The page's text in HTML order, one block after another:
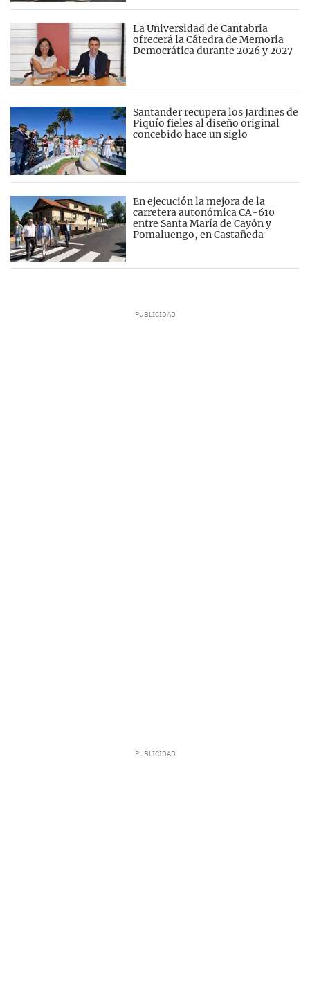
La Universidad de Cantabria
ofrecerá la Cátedra de Memoria
Democrática durante 2026 y 2027
Santander recupera los Jardines de
Piquío fieles al diseño original
concebido hace un siglo
En ejecución la mejora de la
carretera autonómica CA-610
entre Santa María de Cayón y
Pomaluengo, en Castañeda